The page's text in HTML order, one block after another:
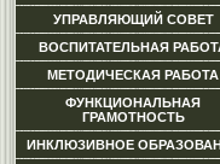
УПРАВЛЯЮЩИЙ СОВЕТ
ВОСПИТАТЕЛЬНАЯ
МЕТОДИЧЕСКАЯ РАБОТА
ФУНКЦИОНАЛЬНАЯ
ГРАМОТНОСТЬ
ИНКЛЮЗИВНОЕ